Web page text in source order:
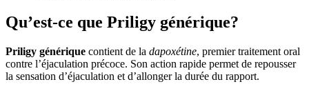
Qu’est-ce que Priligy générique?
Priligy générique contient de la dapoxétine, premier traitement oral
contre l’éjaculation précoce. Son action rapide permet de repousser
la sensation d’éjaculation et d’allonger la durée du rapport.